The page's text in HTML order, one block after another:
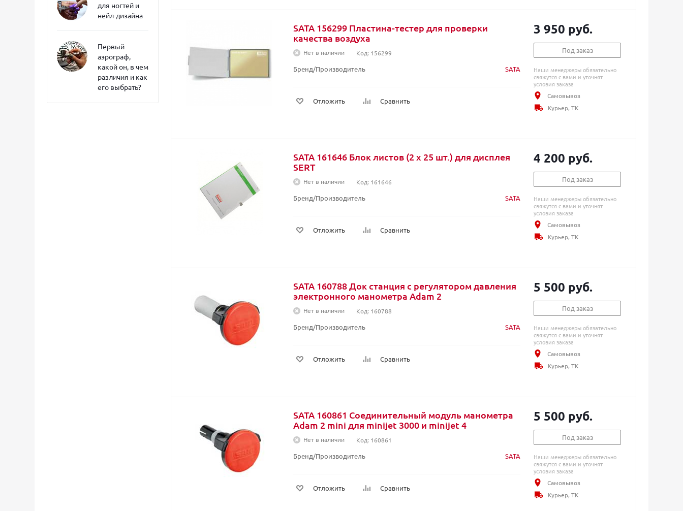
для ногтей и
нейл-дизайна
Первый
аэрограф,
какой он, в чем
различия и как
его выбрать?
SATA 156299 Пластина-тестер для проверки
качества воздуха
Нет в наличии Код: 156299
Бренд/Производитель SATA
Отложить Сравнить
3 950 руб.
Под заказ
Наши менеджеры обязательно
свяжутся с вами и уточнят
условия заказа
Самовывоз
Курьер, ТК
SATA 161646 Блок листов (2 х 25 шт.) для дисплея
SERT
Нет в наличии Код: 161646
Бренд/Производитель SATA
Отложить Сравнить
4 200 руб.
Под заказ
Наши менеджеры обязательно
свяжутся с вами и уточнят
условия заказа
Самовывоз
Курьер, ТК
SATA 160788 Док станция с регулятором давления
электронного манометра Adam 2
Нет в наличии Код: 160788
Бренд/Производитель SATA
Отложить Сравнить
5 500 руб.
Под заказ
Наши менеджеры обязательно
свяжутся с вами и уточнят
условия заказа
Самовывоз
Курьер, ТК
SATA 160861 Соединительный модуль манометра
Adam 2 mini для minijet 3000 и minijet 4
Нет в наличии Код: 160861
Бренд/Производитель SATA
Отложить Сравнить
5 500 руб.
Под заказ
Наши менеджеры обязательно
свяжутся с вами и уточнят
условия заказа
Самовывоз
Курьер, ТК